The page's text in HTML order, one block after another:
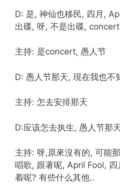
D: 是, 神仙也移民, 四月,
出碟, 呀, 不是出碟,
主持: 是concert, 愚人节
D: 愚人节那天, 現在我也不
主持: 怎去安排那天
D:应该怎去执生, 愚人节那
主持: 呀,原來沒有的, 可能
唱歌, 跟著呢, April Fool,
着呢? 有些什么其他..